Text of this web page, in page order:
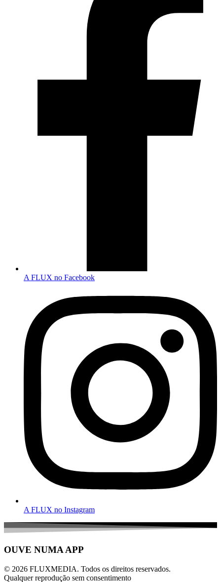
A FLUX no Facebook
A FLUX no Instagram
OUVE NUMA APP
© 2026 FLUXMEDIA. Todos os direitos reservados.
Qualquer reprodução sem consentimento